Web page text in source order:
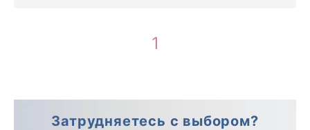
1
Затрудняетесь с выбором?